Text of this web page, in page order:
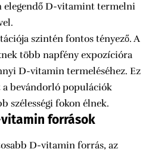
elegendő D-vitamint termelni
szintén fontos tényező. A
több napfény expozícióra
D-vitamin termeléséhez. Ez
bevándorló populációk
szélességi fokon élnek.
források
D-vitamin forrás, az